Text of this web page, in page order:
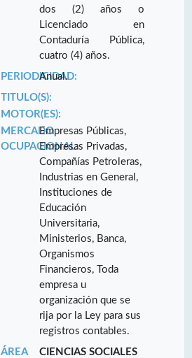
dos (2) años o
Licenciado en
Contaduría Pública,
cuatro (4) años.
PERIODICIDAD:
Anual.
TITULO(S):
MOTOR(ES):
MERCADO
OCUPACIONAL:
Empresas Públicas,
Empresas Privadas,
Compañías Petroleras,
Industrias en General,
Instituciones de
Educación
Universitaria,
Ministerios, Banca,
Organismos
Financieros, Toda
empresa u
organización que se
rija por la Ley para sus
registros contables.
ÁREA
CIENCIAS SOCIALES